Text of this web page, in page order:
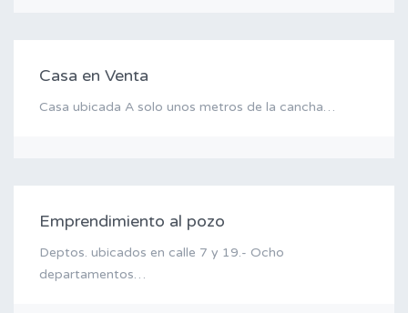
Casa en Venta
Casa ubicada A solo unos metros de la cancha…
Emprendimiento al pozo
Deptos. ubicados en calle 7 y 19.- Ocho
departamentos…